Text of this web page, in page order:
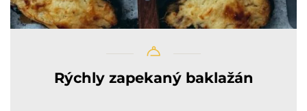
Rýchly zapekaný baklažán